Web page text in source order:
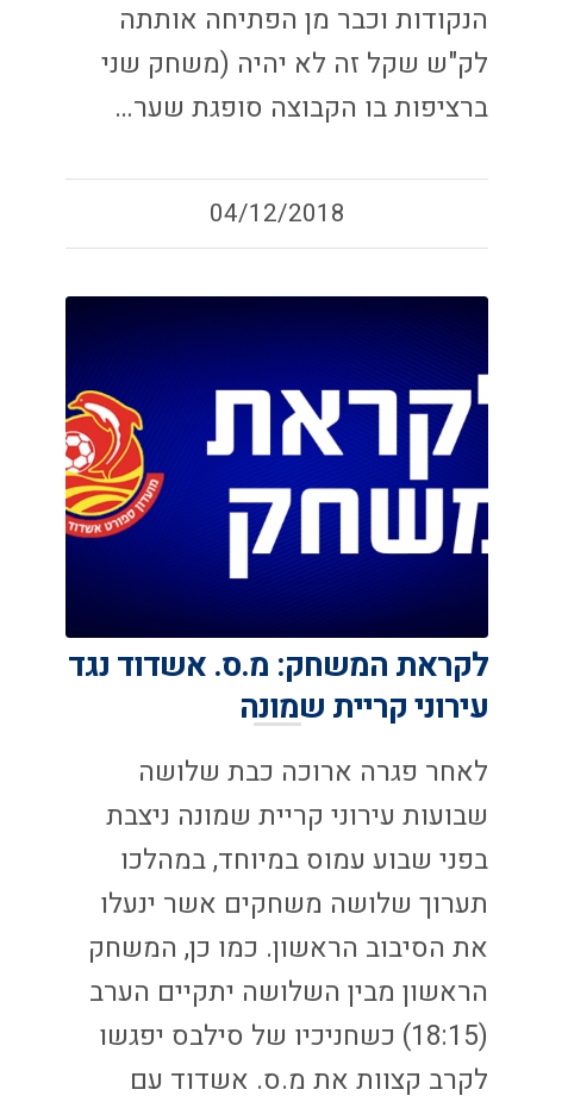
הנקודות וכבר מן הפתיחה אותתה
לק"ש שקל זה לא יהיה (משחק שני
ברציפות בו הקבוצה סופגת שער…
04/12/2018
לקראת המשחק: מ.ס. אשדוד נגד
עירוני קריית שמונה
לאחר פגרה ארוכה כבת שלושה
שבועות עירוני קריית שמונה ניצבת
בפני שבוע עמוס במיוחד, במהלכו
תערוך שלושה משחקים אשר ינעלו
את הסיבוב הראשון. כמו כן, המשחק
הראשון מבין השלושה יתקיים הערב
(18:15) כשחניכיו של סילבס יפגשו
לקרב קצוות את מ.ס. אשדוד עם